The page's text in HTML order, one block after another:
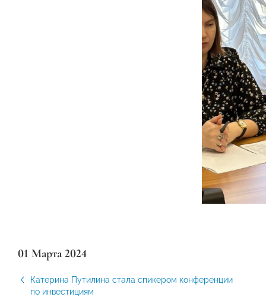
01 Марта 2024
Катерина Путилина стала спикером конференции
по инвестициям